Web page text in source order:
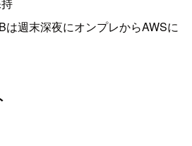
は週末深夜にオンプレからAWSに